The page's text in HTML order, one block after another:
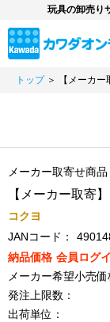
玩具の卸売り
トップ＞ 【メーカー
メーカー取寄せ商品
【メーカー取寄
コクヨ
JANコード：
納品価格 会員ログ
メーカー希望小売価
発注上限数：
出荷単位：